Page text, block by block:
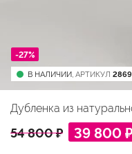
-27%
В НАЛИЧИИ, АРТИКУЛ
Дубленка из
54 800 ₽ 39 800